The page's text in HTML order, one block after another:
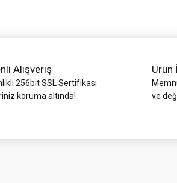
Alışveriş
256bit SSL Sertifikası
koruma altında!
Ürün
ve